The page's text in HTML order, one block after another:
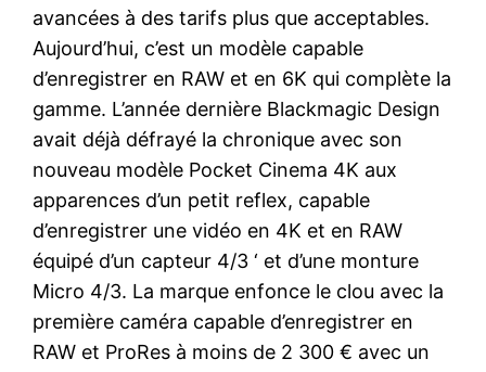
avancées à des tarifs plus que acceptables.
Aujourd’hui, c’est un modèle capable
d’enregistrer en RAW et en 6K qui complète la
gamme. L’année dernière Blackmagic Design
avait déjà défrayé la chronique avec son
nouveau modèle Pocket Cinema 4K aux
apparences d’un petit reflex, capable
d’enregistrer une vidéo en 4K et en RAW
équipé d’un capteur 4/3 ‘ et d’une monture
Micro 4/3. La marque enfonce le clou avec la
première caméra capable d’enregistrer en
RAW et ProRes à moins de 2 300 € avec un